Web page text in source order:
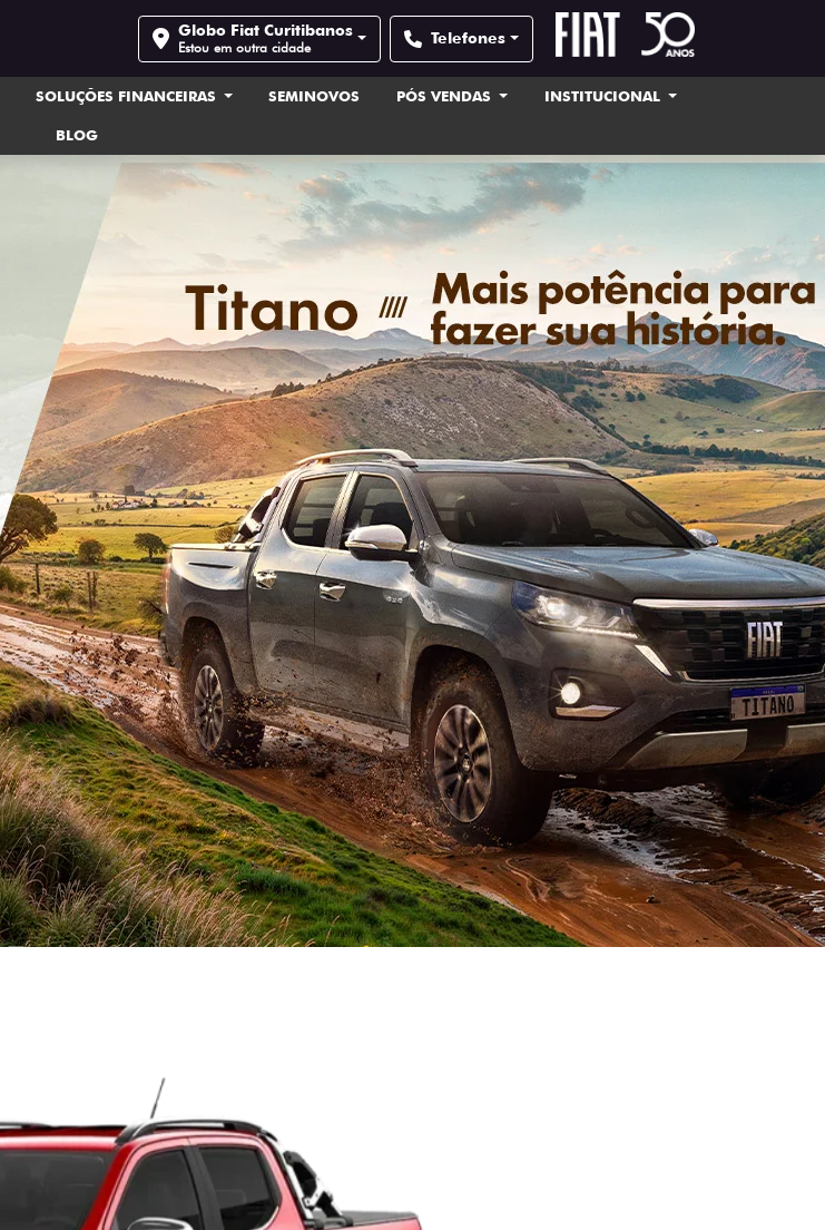
Globo Fiat Curitibanos
Estou em outra cidade Telefones
SOLUÇÕES FINANCEIRAS SEMINOVOS PÓS VENDAS INSTITUCIONAL
BLOG